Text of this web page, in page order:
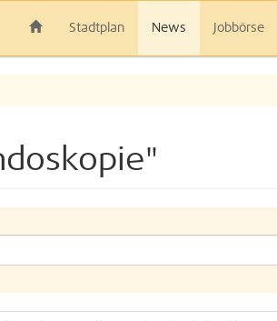
Stadtplan News Jobbörse